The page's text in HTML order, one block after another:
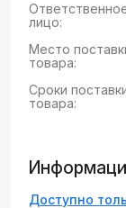
лицо:
Место
товара:
Сроки
товара:
Доступно